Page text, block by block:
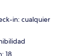
in: cualquier
18